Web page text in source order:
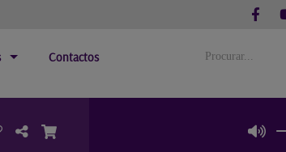
Contactos